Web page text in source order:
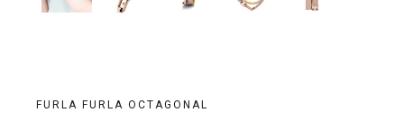
FURLA FURLA OCTAGONAL